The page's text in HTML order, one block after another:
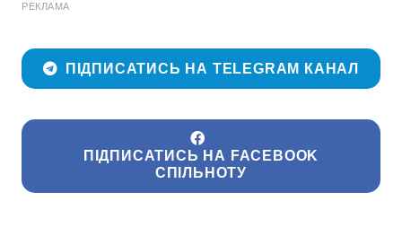
РЕКЛАМА
ПІДПИСАТИСЬ НА TELEGRAM КАНАЛ
ПІДПИСАТИСЬ НА FACEBOOK
СПІЛЬНОТУ